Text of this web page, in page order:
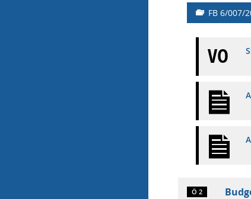
FB 6/007/
VO
Ö 2